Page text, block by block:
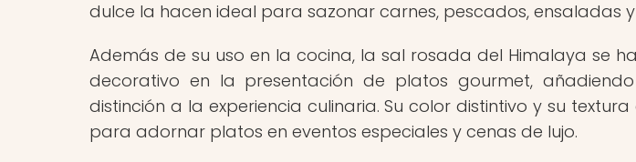
dulce la hacen ideal para sazonar carnes, pescados, ensaladas
Además de su uso en la cocina, la sal rosada del Himalaya se
decorativo en la presentación de platos gourmet,
distinción a la experiencia culinaria. Su color distintivo y su
para adornar platos en eventos especiales y cenas de lujo.